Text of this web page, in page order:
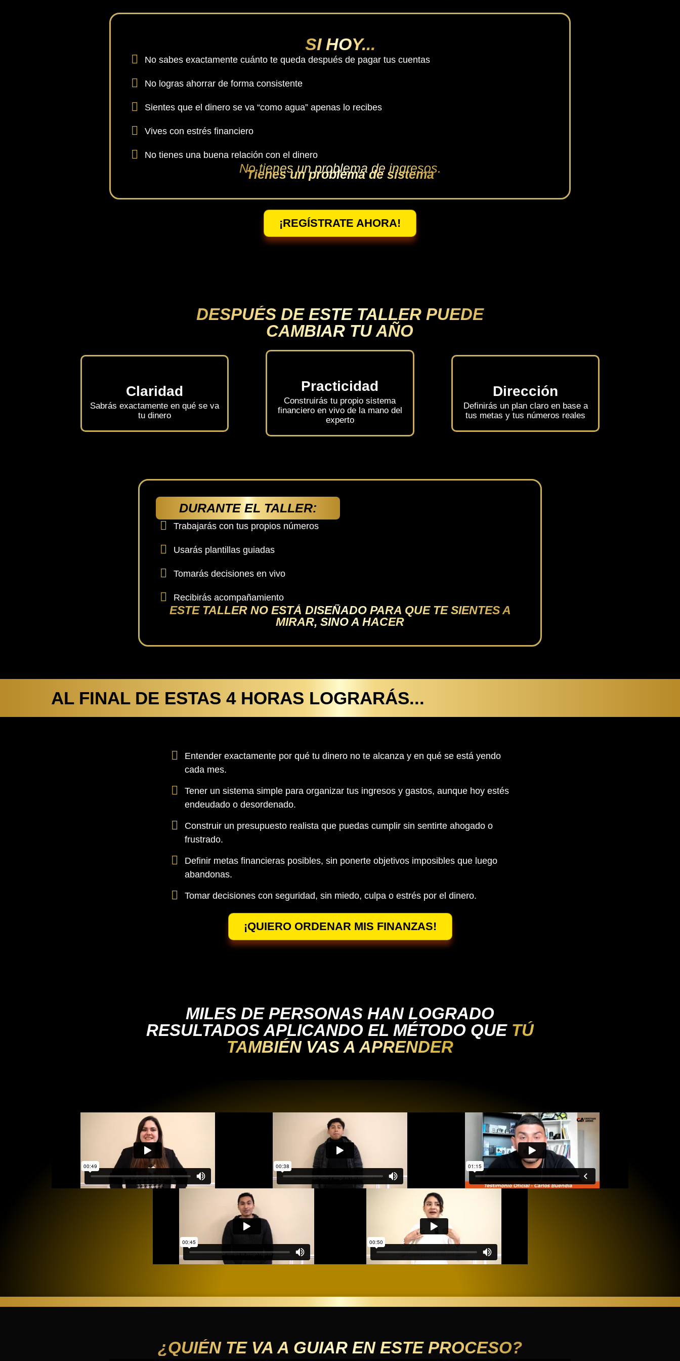
SI HOY...
No sabes exactamente cuánto te queda después de pagar tus cuentas
No logras ahorrar de forma consistente
Sientes que el dinero se va “como agua” apenas lo recibes
Vives con estrés financiero
No tienes una buena relación con el dinero
No tienes un problema de ingresos.
Tienes un problema de sistema
¡REGÍSTRATE AHORA!
DESPUÉS DE ESTE TALLER PUEDE
CAMBIAR TU AÑO
Claridad
Sabrás exactamente en qué se va
tu dinero
Practicidad
Construirás tu propio sistema
financiero en vivo de la mano del
experto
Dirección
Definirás un plan claro en base a
tus metas y tus números reales
DURANTE EL TALLER:
Trabajarás con tus propios números
Usarás plantillas guiadas
Tomarás decisiones en vivo
Recibirás acompañamiento
ESTE TALLER NO ESTÁ DISEÑADO PARA QUE TE SIENTES A
MIRAR, SINO A HACER
AL FINAL DE ESTAS 4 HORAS LOGRARÁS...
Entender exactamente por qué tu dinero no te alcanza y en qué se está yendo
cada mes.
Tener un sistema simple para organizar tus ingresos y gastos, aunque hoy estés
endeudado o desordenado.
Construir un presupuesto realista que puedas cumplir sin sentirte ahogado o
frustrado.
Definir metas financieras posibles, sin ponerte objetivos imposibles que luego
abandonas.
Tomar decisiones con seguridad, sin miedo, culpa o estrés por el dinero.
¡QUIERO ORDENAR MIS FINANZAS!
MILES DE PERSONAS HAN LOGRADO
RESULTADOS APLICANDO EL MÉTODO QUE TÚ
TAMBIÉN VAS A APRENDER
¿QUIÉN TE VA A GUIAR EN ESTE PROCESO?